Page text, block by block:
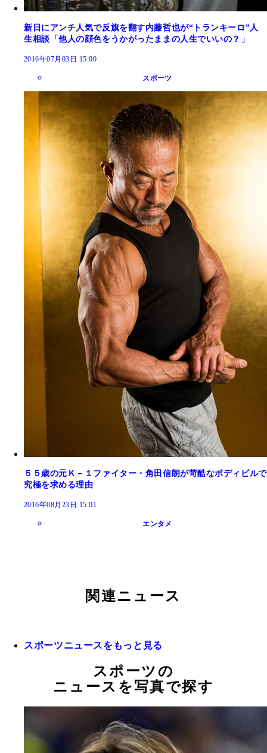
新日にアンチ人気で反旗を翻す内藤哲也が“トランキーロ”人
生相談「他人の顔色をうかがったままの人生でいいの？」
2016年07月03日 15:00
スポーツ
５５歳の元Ｋ－１ファイター・角田信朗が苛酷なボディビルで
究極を求める理由
2016年08月23日 15:01
エンタメ
関連ニュース
スポーツニュースをもっと見る
スポーツの
ニュースを写真で探す